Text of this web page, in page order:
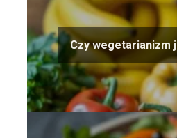
Czy wegetarianizm